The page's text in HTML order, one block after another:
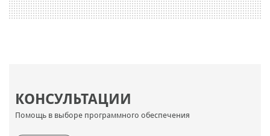
КОНСУЛЬТАЦИИ
Помощь в выборе программного обеспечения